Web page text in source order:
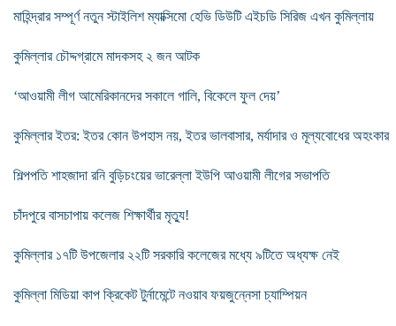
মাহিন্দ্রার সম্পূর্ণ নতুন স্টাইলিশ ম্যাক্সিমো হেভি ডিউটি এইচডি সিরিজ এখন কুমিল্লায়
কুমিল্লার চৌদ্দগ্রামে মাদকসহ ২ জন আটক
‘আওয়ামী লীগ আমেরিকানদের সকালে গালি, বিকেলে ফুল দেয়’
কুমিল্লার ইতর: ইতর কোন উপহাস নয়, ইতর ভালবাসার, মর্যাদার ও মূল্যবোধের অহংকার
শিল্পপতি শাহজাদা রনি বুড়িচংয়ের ভারেল্লা ইউপি আওয়ামী লীগের সভাপতি
চাঁদপুরে বাসচাপায় কলেজ শিক্ষার্থীর মৃত্যু!
কুমিল্লার ১৭টি উপজেলার ২২টি সরকারি কলেজের মধ্যে ৯টিতে অধ্যক্ষ নেই
কুমিল্লা মিডিয়া কাপ ক্রিকেট টুর্নামেন্টে নওয়াব ফয়জুন্নেসা চ্যাম্পিয়ন